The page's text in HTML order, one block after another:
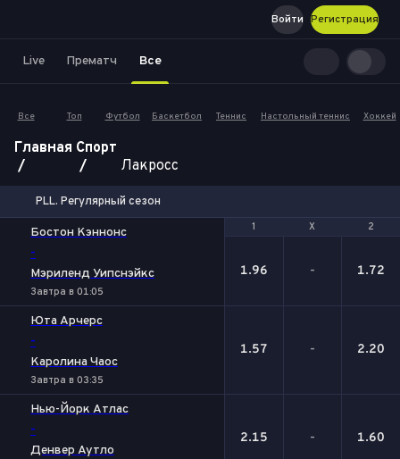
Регистрация
Войти
Live Прематч Все
Все Топ Футбол Баскетбол Теннис Настольный теннис Хоккей
Главная Спорт
Лакросс
PLL. Регулярный сезон
1 Х 2
Бостон Кэннонс
-
Мэриленд Уипснэйкс
Завтра в 01:05
1 Х 2
1.96 - 1.72
Юта Арчерс
-
Каролина Чаос
Завтра в 03:35
1.57 - 2.20
Нью-Йорк Атлас
-
Денвер Аутло
2.15 - 1.60